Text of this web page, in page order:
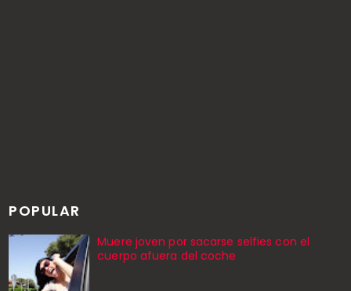
POPULAR
Muere joven por sacarse selfies con el
cuerpo afuera del coche